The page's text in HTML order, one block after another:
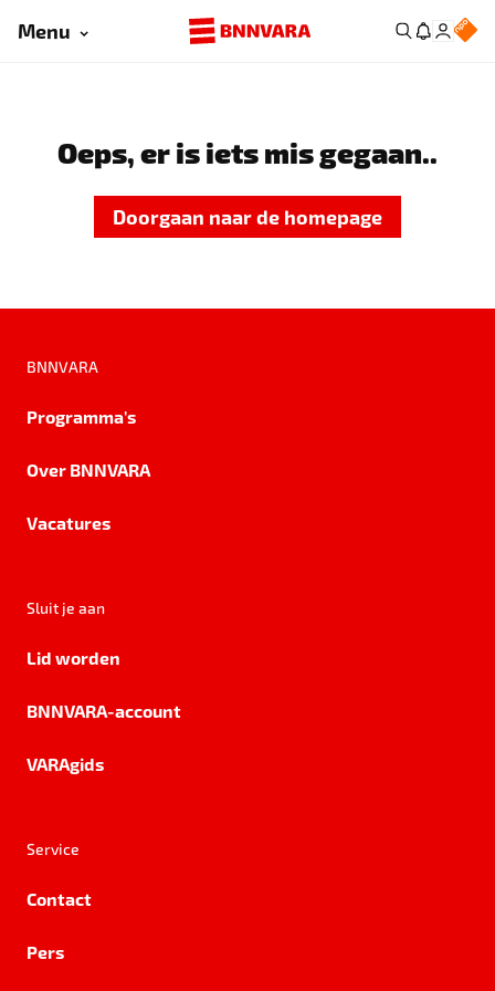
Menu
Oeps, er is iets mis gegaan..
Doorgaan naar de homepage
BNNVARA
Programma's
Over BNNVARA
Vacatures
Sluit je aan
Lid worden
BNNVARA-account
VARAgids
Service
Contact
Pers